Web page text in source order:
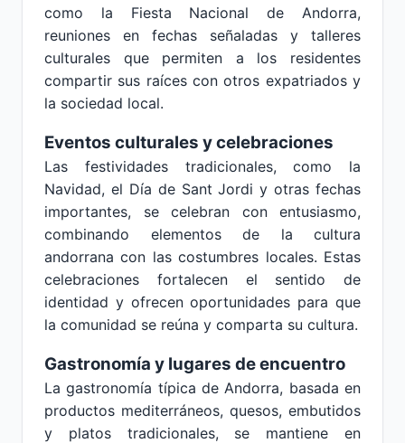
como la Fiesta Nacional de Andorra,
reuniones en fechas señaladas y talleres
culturales que permiten a los residentes
compartir sus raíces con otros expatriados y
la sociedad local.
Eventos culturales y celebraciones
Las festividades tradicionales, como la
Navidad, el Día de Sant Jordi y otras fechas
importantes, se celebran con entusiasmo,
combinando elementos de la cultura
andorrana con las costumbres locales. Estas
celebraciones fortalecen el sentido de
identidad y ofrecen oportunidades para que
la comunidad se reúna y comparta su cultura.
Gastronomía y lugares de encuentro
La gastronomía típica de Andorra, basada en
productos mediterráneos, quesos, embutidos
y platos tradicionales, se mantiene en